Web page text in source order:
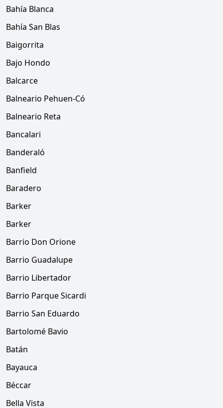
Bahía Blanca
Bahía San Blas
Baigorrita
Bajo Hondo
Balcarce
Balneario Pehuen-Có
Balneario Reta
Bancalari
Banderaló
Banfield
Baradero
Barker
Barker
Barrio Don Orione
Barrio Guadalupe
Barrio Libertador
Barrio Parque Sicardi
Barrio San Eduardo
Bartolomé Bavio
Batán
Bayauca
Béccar
Bella Vista